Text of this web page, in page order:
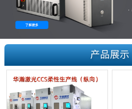
产品展示